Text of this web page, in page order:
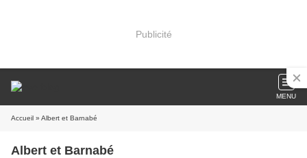
Publicité
MENU
Accueil » Albert et Barnabé
Albert et Barnabé